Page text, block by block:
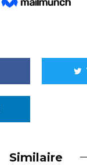
Similaire